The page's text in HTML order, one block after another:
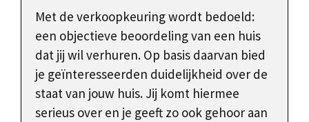
Met de verkoopkeuring wordt bedoeld:
een objectieve beoordeling van een huis
dat jij wil verhuren. Op basis daarvan bied
je geïnteresseerden duidelijkheid over de
staat van jouw huis. Jij komt hiermee
serieus over en je geeft zo ook gehoor aan